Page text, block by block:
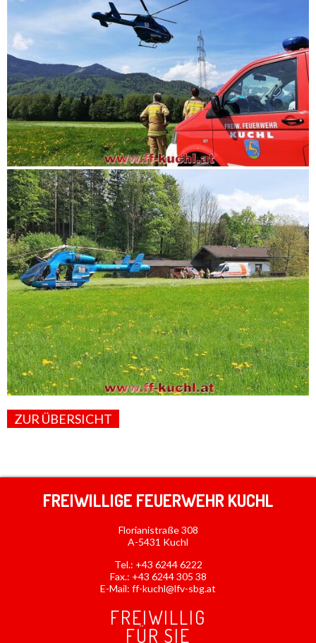
ZUR ÜBERSICHT
FREIWILLIGE FEUERWEHR KUCHL
Florianistraße 308
A-5431 Kuchl
Tel.: +43 6244 6222
Fax.: +43 6244 305 38
E-Mail: ff-kuchl@lfv-sbg.at
FREIWILLIG
FÜR SIE